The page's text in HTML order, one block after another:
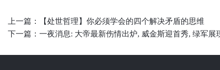
上一篇：
【处世哲理】你必须学会的四个解决矛盾的思维
下一篇： 一夜消息: 大帝最新伤情出炉, 威金斯迎首秀, 绿军展